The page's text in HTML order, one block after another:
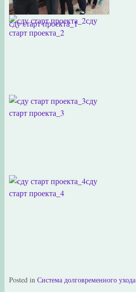
сду старт проекта_1
сду
старт проекта_2
сду
старт проекта_3
сду
старт проекта_4
Posted in Система долговременного ухода